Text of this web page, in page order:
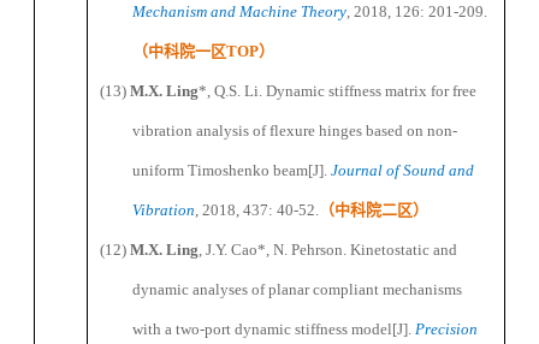
Mechanism and Machine Theory , 2018, 126: 201-209.
（中科院一区TOP）
(13) M.X.Ling* , Q.S. Li. Dynamic stiffness matrix for free
vibration analysis of flexure hinges based on non-
uniform Timoshenko beam[J] .Journal of Sound and
Vibration , 2018, 437: 40-52 （中科院二区）
(12) M.X.Ling , J.Y. Cao* , N. Pehrson. Kinetostatic and
dynamic analyses ofplanarcompliant mechanisms
with a two-port dynamic stiffness model[J] Precision